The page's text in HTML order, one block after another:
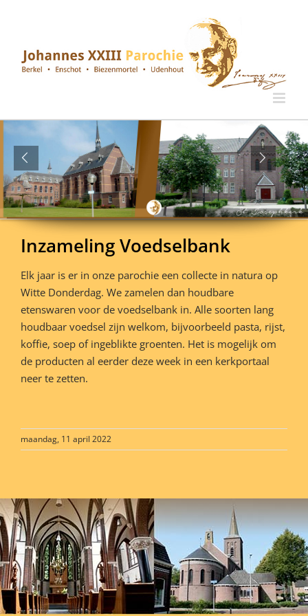
Inzameling Voedselbank
Elk jaar is er in onze parochie een collecte in natura op
Witte Donderdag. We zamelen dan houdbare
etenswaren voor de voedselbank in. Alle soorten lang
houdbaar voedsel zijn welkom, bijvoorbeeld pasta, rijst,
koffie, soep of ingeblikte groenten. Het is mogelijk om
de producten al eerder deze week in een kerkportaal
neer te zetten.
maandag, 11 april 2022